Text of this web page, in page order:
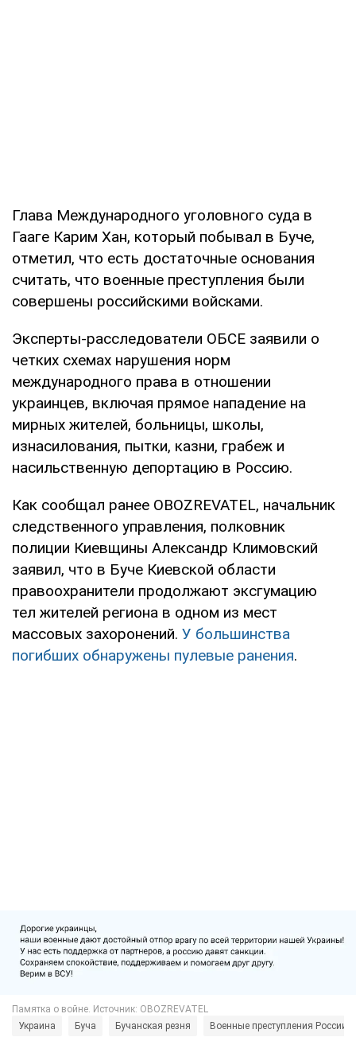
Глава Международного уголовного суда в
Гааге Карим Хан, который побывал в Буче,
отметил, что есть достаточные основания
считать, что военные преступления были
совершены российскими войсками.
Эксперты-расследователи ОБСЕ заявили о
четких схемах нарушения норм
международного права в отношении
украинцев, включая прямое нападение на
мирных жителей, больницы, школы,
изнасилования, пытки, казни, грабеж и
насильственную депортацию в Россию.
Как сообщал ранее OBOZREVATEL, начальник
следственного управления, полковник
полиции Киевщины Александр Климовский
заявил, что в Буче Киевской области
правоохранители продолжают эксгумацию
тел жителей региона в одном из мест
массовых захоронений. У большинства
погибших обнаружены пулевые ранения.
Украина Буча Бучанская резня Военные преступления России